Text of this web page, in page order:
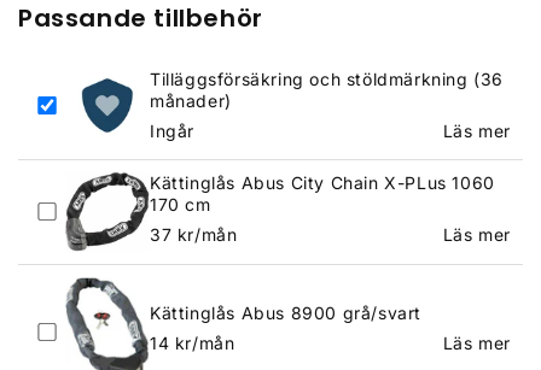
Passande tillbehör
Tilläggsförsäkring och stöldmärkning (36
månader)
Ingår
Läs mer
Kättinglås Abus City Chain X-PLus 1060
170 cm
Ordinarie
37 kr/mån Läs mer
Kättinglås Abus 8900 grå/svart
Ordinarie
14 kr/mån Läs mer